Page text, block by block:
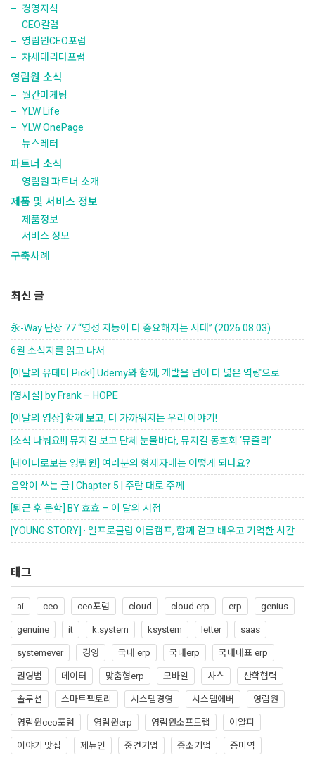
경영지식
CEO칼럼
영림원CEO포럼
차세대리더포럼
영림원 소식
월간마케팅
YLW Life
YLW OnePage
뉴스레터
파트너 소식
영림원 파트너 소개
제품 및 서비스 정보
제품정보
서비스 정보
구축사례
최신 글
永-Way 단상 77 “영성 지능이 더 중요해지는 시대” (2026.08.03)
6월 소식지를 읽고 나서
[이달의 유데미 Pick!] Udemy와 함께, 개발을 넘어 더 넓은 역량으로
[영사실] by Frank – HOPE
[이달의 영상] 함께 보고, 더 가까워지는 우리 이야기!
[소식 나눠요!!] 뮤지컬 보고 단체 눈물바다, 뮤지컬 동호회 ‘뮤즐리’
[데이터로보는 영림원] 여러분의 형제자매는 어떻게 되나요?
음악이 쓰는 글 | Chapter 5 | 주란 대로 주께
[퇴근 후 문학] BY 효효 – 이 달의 서점
[YOUNG STORY] · 일프로클럽 여름캠프, 함께 걷고 배우고 기억한 시간
태그
ai ceo ceo포럼 cloud cloud erp erp
genius
genuine
it k.system ksystem letter
saas
systemever
경영 국내 erp 국내erp
국내대표 erp
권영범
데이터 맞춤형erp 모바일 사스
산학협력
솔루션
스마트팩토리 시스템경영 시스템에버
영림원
영림원ceo포럼
영림원erp 영림원소프트랩
이알피
이야기 맛집
제뉴인 중견기업 중소기업 증미역